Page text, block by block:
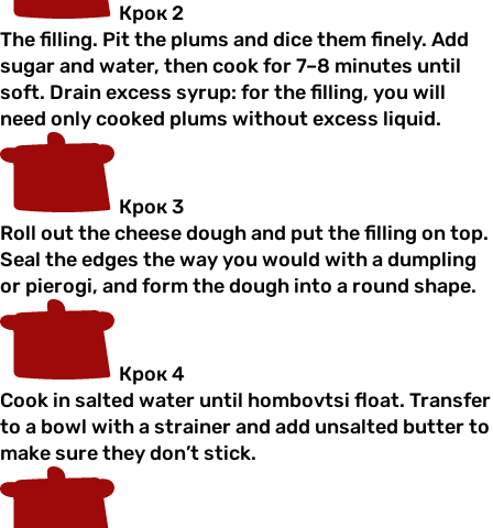
Крок 2
The filling. Pit the plums and dice them finely. Add
sugar and water, then cook for 7–8 minutes until
soft. Drain excess syrup: for the filling, you will
need only cooked plums without excess liquid.
Крок 3
Roll out the cheese dough and put the filling on top.
Seal the edges the way you would with a dumpling
or pierogi, and form the dough into a round shape.
Крок 4
Cook in salted water until hombovtsi float. Transfer
to a bowl with a strainer and add unsalted butter to
make sure they don’t stick.